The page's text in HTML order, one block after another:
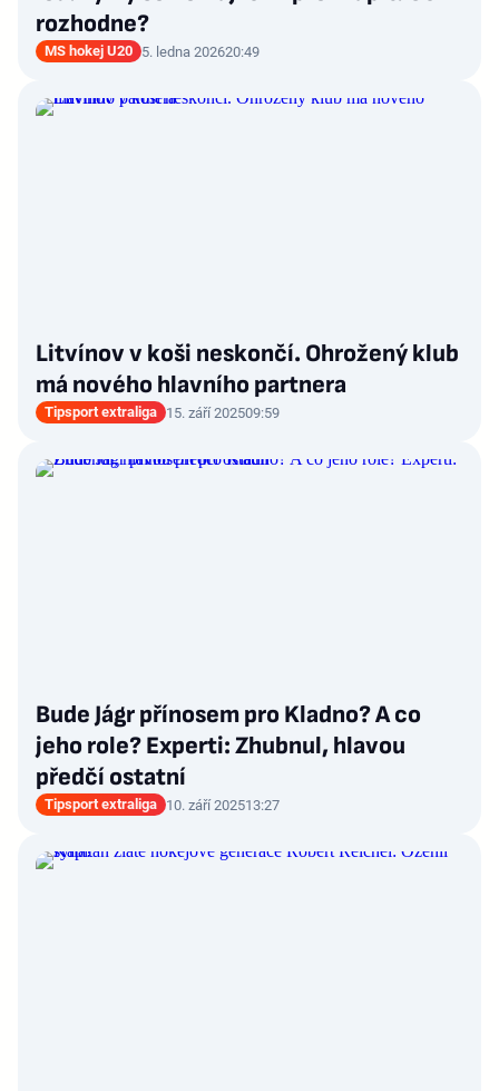
rozhodne?
MS hokej U20 5. ledna 202620:49
Litvínov v koši neskončí. Ohrožený klub
má nového hlavního partnera
Tipsport extraliga 15. září 202509:59
Bude Jágr přínosem pro Kladno? A co
jeho role? Experti: Zhubnul, hlavou
předčí ostatní
Tipsport extraliga 10. září 202513:27